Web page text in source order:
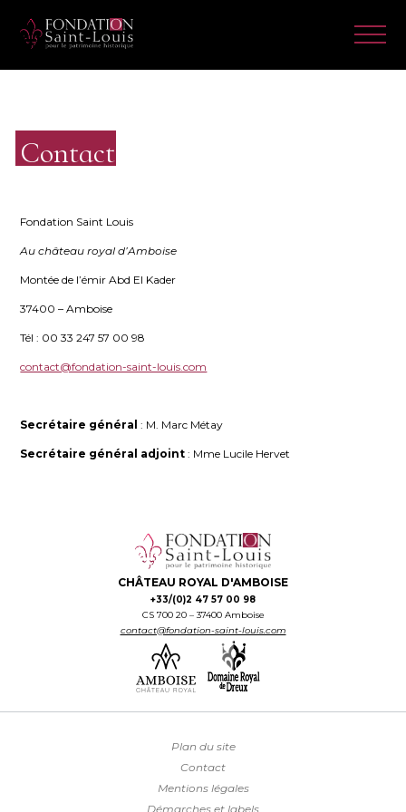
Contact
Fondation Saint Louis
Au château royal d’Amboise
Montée de l’émir Abd El Kader
37400 – Amboise
Tél : 00 33 247 57 00 98
contact@fondation-saint-louis.com
Secrétaire général : M. Marc Métay
Secrétaire général adjoint : Mme Lucile Hervet
CHÂTEAU ROYAL D'AMBOISE
+33/(0)2 47 57 00 98
CS 700 20 – 37400 Amboise
contact@fondation-saint-louis.com
Plan du site
Contact
Mentions légales
Démarches et labels